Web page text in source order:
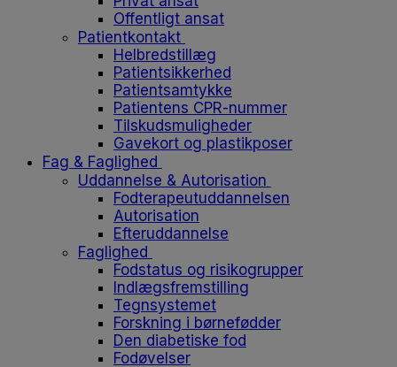
Offentligt ansat
Patientkontakt
Helbredstillæg
Patientsikkerhed
Patientsamtykke
Patientens CPR-nummer
Tilskudsmuligheder
Gavekort og plastikposer
Fag & Faglighed
Uddannelse & Autorisation
Fodterapeutuddannelsen
Autorisation
Efteruddannelse
Faglighed
Fodstatus og risikogrupper
Indlægsfremstilling
Tegnsystemet
Forskning i børnefødder
Den diabetiske fod
Fodøvelser